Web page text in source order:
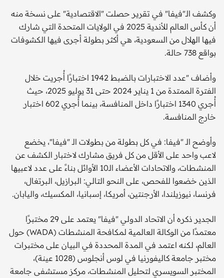
وكشف الـ"فيفا" في تقرير حصلت "الاقتصادية" على نسخة منه
أن كأس العالم للأندية 2025 في الولايات المتحدة التي شارك
فيها الهلال من السعودية، هي أكثر بطولة أجرى فيها الكشوفات
بواقع 738 حالة.
وأضاف "عدد الاختبارات بالضبط 1942 اختبارًا أُجريت خلال
الفترة الممتدة من 1 يناير 2024 حتى 31 يوليو 2025، حيث
أُجري 1340 اختبارًا داخل المنافسة، بينما أُجري 602 اختبار
خارج المنافسة.
وأوضح الـ "فيفا: في كل بطولة من بطولات الـ "فيفا"، يخضع
لاعب واحد على الأقل من كل فريق مشارك لاختبار الكشف عن
المنشطات، والاتحادات الأعضاء الـ10 الأوائل بناءً على عدد لاعبيها
الذين خضعوا للفحص، على النحو التالي: البرازيل، البرتغال،
فرنسا، نيوزيلندا، الأرجنتين، أمريكا، إسبانيا، المكسيك، واليابان.
الجدير ذكره أن الاتحاد الدولي "فيفا" يعتمد على 29 مختبرًا
معتمدًا من الوكالة العالمية لمكافحة المنشطات (WADA) حول
العالم، لكنه اعتمد في المدة المحددة في البيان على مختبرات
مختبر جامعة كاليفورنيا في لوس أنجلوس (1028 عينة)،
المختبر السويسري لتحليل المنشطات، مركز مستشفى جامعة